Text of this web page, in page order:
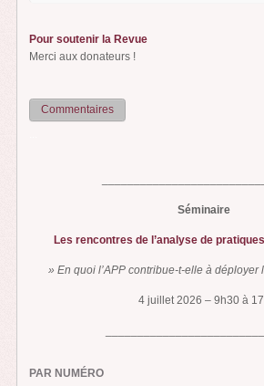
Pour soutenir la Revue
Merci aux donateurs !
Commentaires
Séminaire
Les rencontres de l’analyse de
» En quoi l’APP contribue-t-elle à déployer
4 juillet 2026 – 9h30 à
PAR NUMÉRO